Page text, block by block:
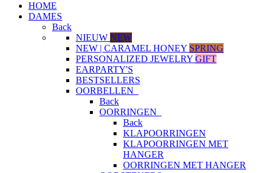
HOME
DAMES
Back
NIEUW NEW
NEW | CARAMEL HONEY SPRING
PERSONALIZED JEWELRY GIFT
EARPARTY'S
BESTSELLERS
OORBELLEN
Back
OORRINGEN
Back
KLAPOORRINGEN
KLAPOORRINGEN MET
HANGER
OORRINGEN MET HANGER